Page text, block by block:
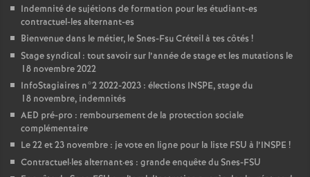
Indemnité de sujétions de formation pour les étudiant-es
contractuel-les alternant-es
Bienvenue dans le métier, le Snes-Fsu Créteil à tes côtés !
Stage syndical : tout savoir sur l’année de stage et les mutations le
18 novembre 2022
InfoStagiaires n°2 2022-2023 : élections INSPE, stage du
18 novembre, indemnités
AED pré-pro : remboursement de la protection sociale
complémentaire
Le 22 et 23 novembre : je vote en ligne pour la liste FSU à l’INSPE !
Contractuel·les alternant·es : grande enquête du Snes-FSU